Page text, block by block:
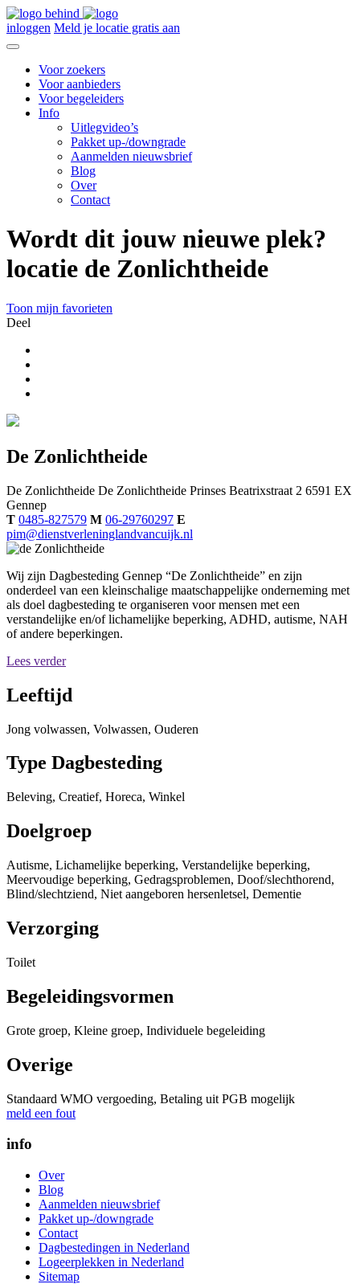
inloggen Meld je locatie gratis aan
Voor zoekers
Voor aanbieders
Voor begeleiders
Info
Uitlegvideo’s
Pakket up-/downgrade
Aanmelden nieuwsbrief
Blog
Over
Contact
Wordt dit jouw nieuwe plek?
locatie de Zonlichtheide
Toon mijn favorieten
Deel
De Zonlichtheide
De Zonlichtheide De Zonlichtheide Prinses Beatrixstraat 2 6591 EX
Gennep
T 0485-827579 M 06-29760297 E
pim@dienstverleninglandvancuijk.nl
Wij zijn Dagbesteding Gennep “De Zonlichtheide” en zijn
onderdeel van een kleinschalige maatschappelijke onderneming met
als doel dagbesteding te organiseren voor mensen met een
verstandelijke en/of lichamelijke beperking, ADHD, autisme, NAH
of andere beperkingen.
Lees verder
Leeftijd
Jong volwassen, Volwassen, Ouderen
Type Dagbesteding
Beleving, Creatief, Horeca, Winkel
Doelgroep
Autisme, Lichamelijke beperking, Verstandelijke beperking,
Meervoudige beperking, Gedragsproblemen, Doof/slechthorend,
Blind/slechtziend, Niet aangeboren hersenletsel, Dementie
Verzorging
Toilet
Begeleidingsvormen
Grote groep, Kleine groep, Individuele begeleiding
Overige
Standaard WMO vergoeding, Betaling uit PGB mogelijk
meld een fout
info
Over
Blog
Aanmelden nieuwsbrief
Pakket up-/downgrade
Contact
Dagbestedingen in Nederland
Logeerplekken in Nederland
Sitemap